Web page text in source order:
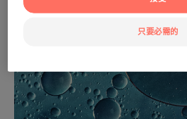
只要必需的